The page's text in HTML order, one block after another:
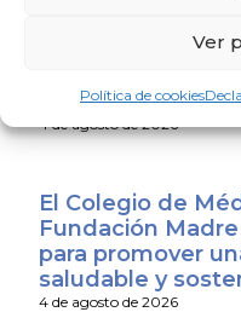
Ver
Política de cookies
programación
personas
4 de agosto de 2026
El Colegio de
Fundación
para promover
saludable y
4 de agosto de 2026